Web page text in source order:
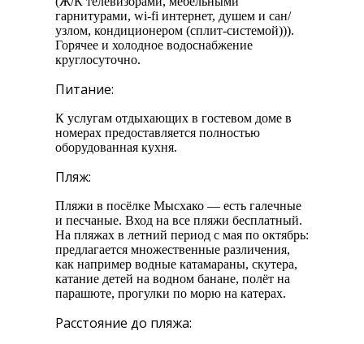
гарнитурами, wi-fi интернет, душем и сан/
узлом, кондиционером (сплит-системой))).
Горячее и холодное водоснабжение
круглосуточно.
Питание:
К услугам отдыхающих в гостевом доме в
номерах предоставляется полностью
оборудованная кухня.
Пляж:
Пляжи в посёлке Мысхако — есть галечные
и песчаные. Вход на все пляжи бесплатный.
На пляжах в летний период с мая по октябрь:
предлагается множественные различения,
как например водные катамараны, скутера,
катание детей на водном банане, полёт на
парашюте, прогулки по морю на катерах.
Расстояние до пляжа: